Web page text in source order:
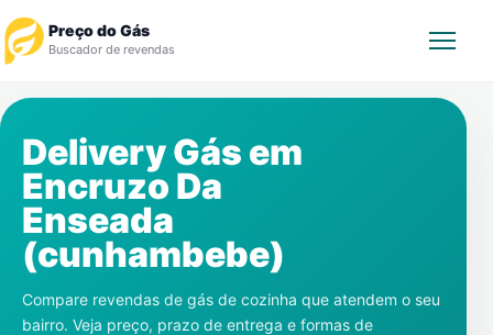
Preço do Gás
Buscador de revendas
Revendedor
Notícias
Cadastre-se
Delivery Gás em
Encruzo Da
Enseada
(cunhambebe)
Compare revendas de gás de cozinha que atendem o seu
bairro. Veja preço, prazo de entrega e formas de